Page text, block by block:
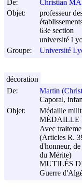
De:
Christian
Objet:
professeur
63e section
université
Groupe:
Université
De:
Martin
Caporal,
Objet:
Médaille
MÉDAILLE
Avec
(Articles R.
d'honneur,
du Mérite)
MUTILÉS
Guerre
décoration